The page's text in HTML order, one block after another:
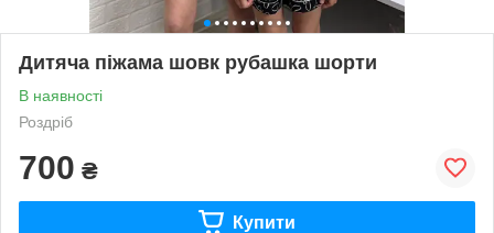
Дитяча піжама шовк рубашка шорти
В наявності
Роздріб
700 ₴
Купити